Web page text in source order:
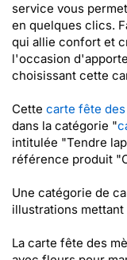
service vous
en quelques clics.
qui allie confort et
l'occasion
choisissant cette
Cette carte fête
dans la catégorie "
intitulée "Tendre
référence produit
Une catégorie de
illustrations
La carte fête des